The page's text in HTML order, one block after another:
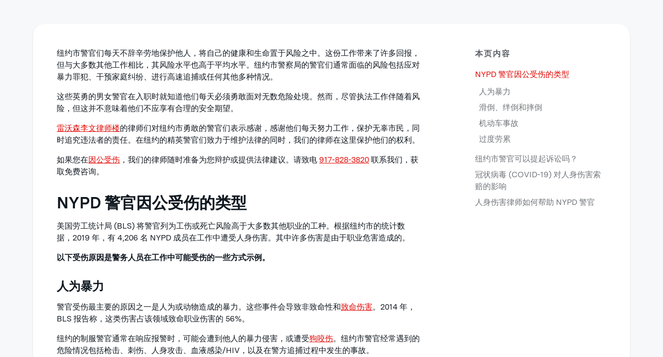
纽约市警官们每天不辞辛劳地保护他人，将自己的健康和生命置于风险之中。这份工作带来了许多回报，
但与大多数其他工作相比，其风险水平也高于平均水平。纽约市警察局的警官们通常面临的风险包括应对
暴力罪犯、干预家庭纠纷、进行高速追捕或任何其他多种情况。
这些英勇的男女警官在入职时就知道他们每天必须勇敢面对无数危险处境。然而，尽管执法工作伴随着风
险，但这并不意味着他们不应享有合理的安全期望。
雷沃森李文律师楼的律师们对纽约市勇敢的警官们表示感谢，感谢他们每天努力工作，保护无辜市民，同
时追究违法者的责任。在纽约的精英警官们致力于维护法律的同时，我们的律师在这里保护他们的权利。
如果您在因公受伤 ，我们的律师随时准备为您辩护或提供法律建议。请致电917-828-3820 联系我们，获
取免费咨询。
NYPD 警官因公受伤的类型
美国劳工统计局 (BLS) 将警官列为工伤或死亡风险高于大多数其他职业的工种。根据纽约市的统计数
据，2019 年，有 4,206 名 NYPD 成员在工作中遭受人身伤害。其中许多伤害是由于职业危害造成的。
以下受伤原因是警务人员在工作中可能受伤的一些方式示例。
人为暴力
警官受伤最主要的原因之一是人为或动物造成的暴力。这些事件会导致非致命性和致命伤害。2014 年，
BLS 报告称，这类伤害占该领域致命职业伤害的 56%。
纽约的制服警官通常在响应报警时，可能会遭到他人的暴力侵害，或遭受狗咬伤。纽约市警官经常遇到的
危险情况包括枪击、刺伤、人身攻击、血液感染/HIV，以及在警方追捕过程中发生的事故。
本页内容
NYPD 警官因公受伤的类型
人为暴力
滑倒、绊倒和摔倒
机动车事故
过度劳累
纽约市警官可以提起诉讼吗？
冠状病毒 (COVID-19) 对人身伤害索
赔的影响
人身伤害律师如何帮助 NYPD 警官